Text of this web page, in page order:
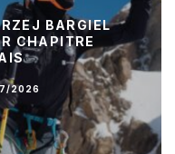
BARGIEL
CHAPITRE
2026